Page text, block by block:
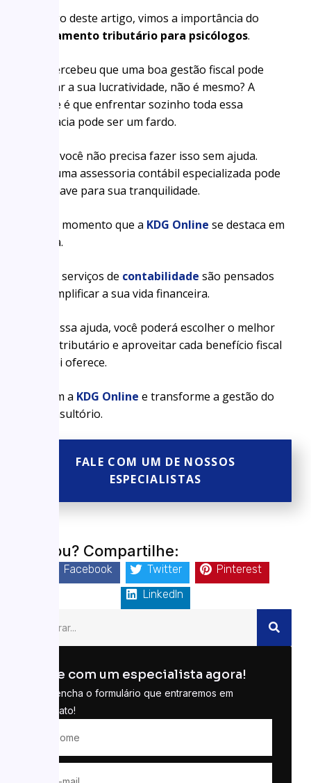
Ao longo deste artigo, vimos a importância do
planejamento tributário para psicólogos.
Você percebeu que uma boa gestão fiscal pode
impactar a sua lucratividade, não é mesmo? A
verdade é que enfrentar sozinho toda essa
burocracia pode ser um fardo.
Porém, você não precisa fazer isso sem ajuda.
Afinal, uma assessoria contábil especializada pode
ser a chave para sua tranquilidade.
É nesse momento que a KDG Online se destaca em
Curitiba.
Nossos serviços de contabilidade são pensados
para simplificar a sua vida financeira.
Com nossa ajuda, você poderá escolher o melhor
regime tributário e aproveitar cada benefício fiscal
que a lei oferece.
Fale com a KDG Online e transforme a gestão do
seu consultório.
FALE COM UM DE NOSSOS
ESPECIALISTAS
Gostou? Compartilhe:
Facebook Twitter
Pinterest
LinkedIn
Fale com um especialista agora!
Preencha o formulário que entraremos em
contato!